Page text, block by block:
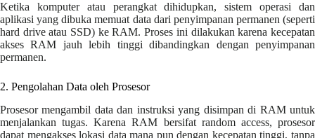
Ketika komputer atau perangkat dihidupkan, sistem operasi dan
aplikasi yang dibuka memuat data dari penyimpanan permanen (seperti
hard drive atau SSD) ke RAM. Proses ini dilakukan karena kecepatan
akses RAM jauh lebih tinggi dibandingkan dengan penyimpanan
permanen.
2. Pengolahan Data oleh Prosesor
Prosesor mengambil data dan instruksi yang disimpan di RAM untuk
menjalankan tugas. Karena RAM bersifat random access, prosesor
dapat mengakses lokasi data mana pun dengan kecepatan tinggi, tanpa